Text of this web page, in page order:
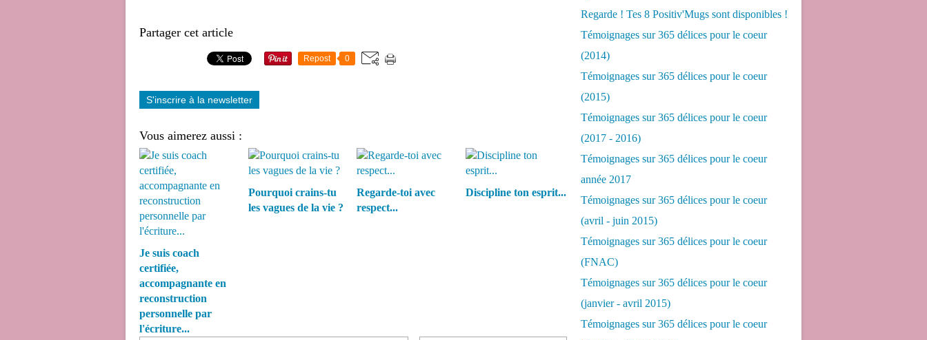
Partager cet article
Repost 0
S'inscrire à la newsletter
Vous aimerez aussi :
Je suis coach
certifiée,
accompagnante en
reconstruction
personnelle par
l'écriture...
Pourquoi crains-tu
les vagues de la vie ?
Regarde-toi avec
respect...
Discipline ton esprit...
Regarde ! Tes 8 Positiv'Mugs sont disponibles !
Témoignages sur 365 délices pour le coeur
(2014)
Témoignages sur 365 délices pour le coeur
(2015)
Témoignages sur 365 délices pour le coeur
(2017 - 2016)
Témoignages sur 365 délices pour le coeur
année 2017
Témoignages sur 365 délices pour le coeur
(avril - juin 2015)
Témoignages sur 365 délices pour le coeur
(FNAC)
Témoignages sur 365 délices pour le coeur
(janvier - avril 2015)
Témoignages sur 365 délices pour le coeur